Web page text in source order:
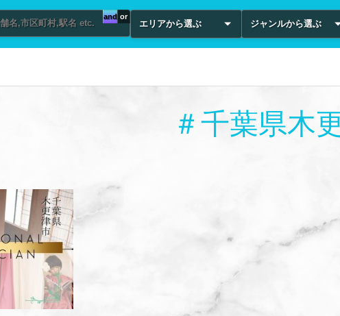
and or
エリアから選ぶ ジャンルから選ぶ
＃千葉県木